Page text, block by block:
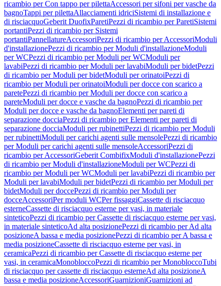
ricambio per Con tappo per pilettaAccessori per sifoni per vasche da
bagnoTappi per pilettaAllacciamenti idriciSistemi di installazione e
di risciacquoGeberit DuofixParetiPezzi di ricambio per ParetiSistemi
portantiPezzi di ricambio per Sistemi
portantiPannellatureAccessoriPezzi di ricambio per AccessoriModuli
d'installazionePezzi di ricambio per Moduli d'installazioneModuli
per WCPezzi di ricambio per Moduli per WCModuli per
lavabiPezzi di ricambio per Moduli per lavabiModuli per bidetPezzi
di ricambio per Moduli per bidetModuli per orinatoiPezzi di
ricambio per Moduli per orinatoiModuli per docce con scarico a
paretePezzi di ricambio per Moduli per docce con scarico a
pareteModuli per docce e vasche da bagnoPezzi di ricambio per
Moduli per docce e vasche da bagnoElementi per pareti di
separazione docciaPezzi di ricambio per Elementi per pareti di
separazione docciaModuli per rubinettiPezzi di ricambio per Moduli
per rubinettiModuli per carichi agenti sulle mensolePezzi di ricambio
per Moduli per carichi agenti sulle mensoleAccessoriPezzi di
ricambio per AccessoriGeberit CombifixModuli d'installazionePezzi
di ricambio per Moduli d'installazioneModuli per WCPezzi di
ricambio per Moduli per WCModuli per lavabiPezzi di ricambio per
Moduli per lavabiModuli per bidetPezzi di ricambio per Moduli per
bidetModuli per doccePezzi di ricambio per Moduli per
docceAccessoriPer moduli WCPer fissaggiCassette di risciacquo
esterneCassette di risciacquo esterne per vasi, in materiale
sinteticoPezzi di ricambio per Cassette di risciacquo esterne per vasi,
in materiale sinteticoAd alta posizionePezzi di ricambio per Ad alta
posizioneA bassa e media posizionePezzi di ricambio per A bassa e
media posizioneCassette di risciacquo esterne per vasi, in
ceramicaPezzi di ricambio per Cassette di risciacquo esterne per
vasi, in ceramicaMonobloccoPezzi di ricambio per MonobloccoTubi
di risciacquo per cassette di risciacquo esterneAd alta posizioneA
bassa e media posizioneAccessoriGuarnizioniGuarnizioni ad